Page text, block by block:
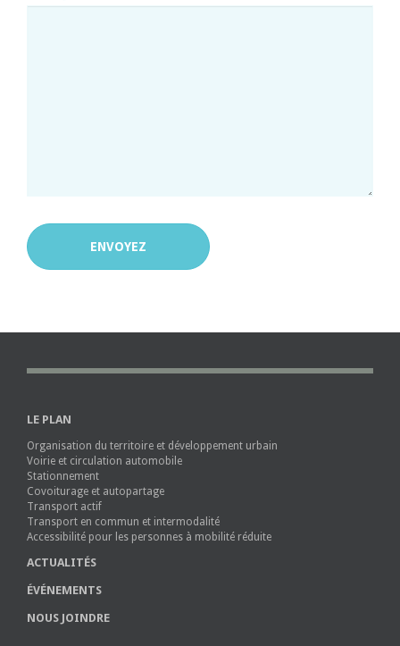
LE PLAN
Organisation du territoire et développement urbain
Voirie et circulation automobile
Stationnement
Covoiturage et autopartage
Transport actif
Transport en commun et intermodalité
Accessibilité pour les personnes à mobilité réduite
ACTUALITÉS
ÉVÉNEMENTS
NOUS JOINDRE